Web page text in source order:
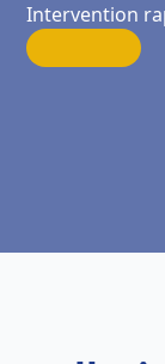
Intervention